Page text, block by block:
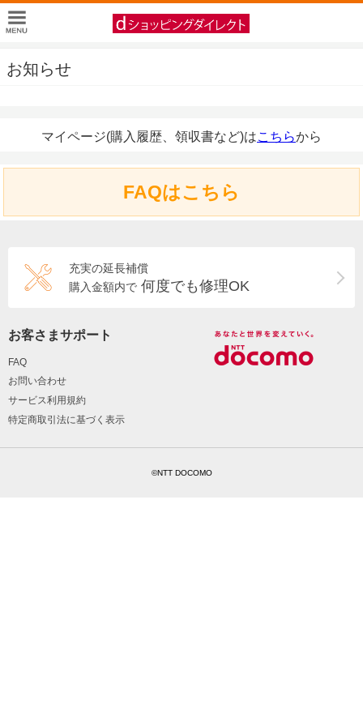
お知らせ
マイページ(購入履歴、領収書など)はこちらから
FAQはこちら
充実の延長補償
購入金額内で 何度でも修理OK
お客さまサポート
FAQ
お問い合わせ
サービス利用規約
特定商取引法に基づく表示
©NTT DOCOMO